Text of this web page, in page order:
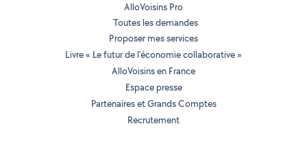
AlloVoisins Pro
Toutes les demandes
Proposer mes services
Livre « Le futur de l'économie collaborative »
AlloVoisins en France
Espace presse
Partenaires et Grands Comptes
Recrutement